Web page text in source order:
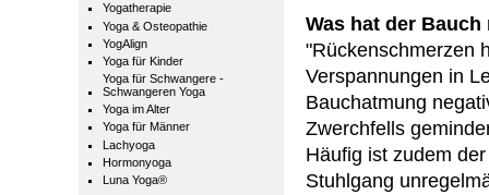
Yogatherapie
Yoga & Osteopathie
YogAlign
Yoga für Kinder
Yoga für Schwangere -
Schwangeren Yoga
Yoga im Alter
Yoga für Männer
Lachyoga
Hormonyoga
Luna Yoga®
Was hat der
"Rückenschmerzen
Verspannungen in
Bauchatmung
Zwerchfells
Häufig ist zudem
Stuhlgang